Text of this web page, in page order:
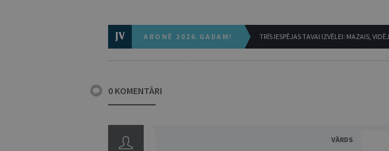
ABONĒ 2026.GADAM! TRĪS IESPĒJAS TAVAI IZVĒLEI: MAZAIS,
0 KOMENTĀRI
VĀRDS